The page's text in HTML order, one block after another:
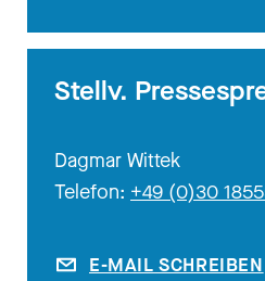
Stellv.
Dagmar Wittek
Telefon: +49 (0)30
E-MAIL SCHREIBEN